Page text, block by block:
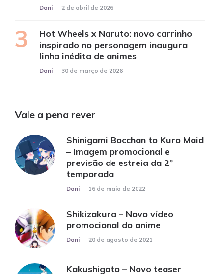
Posted
Dani 2 de abril de 2026
Hot Wheels x Naruto: novo carrinho
inspirado no personagem inaugura
linha inédita de animes
Posted
Dani 30 de março de 2026
Vale a pena rever
Shinigami Bocchan to Kuro Maid
– Imagem promocional e
previsão de estreia da 2º
temporada
Posted
Dani 16 de maio de 2022
Shikizakura – Novo vídeo
promocional do anime
Posted
Dani 20 de agosto de 2021
Kakushigoto – Novo teaser